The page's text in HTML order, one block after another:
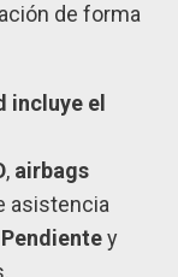
de forma
incluye el
, airbags
asistencia
y